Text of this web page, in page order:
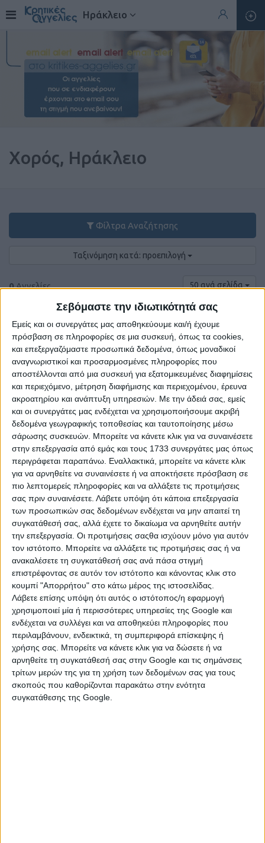
Σεβόμαστε την ιδιωτικότητά σας
Εμείς και οι συνεργάτες μας αποθηκεύουμε και/ή έχουμε
πρόσβαση σε πληροφορίες σε μια συσκευή, όπως τα cookies,
και επεξεργαζόμαστε προσωπικά δεδομένα, όπως μοναδικοί
αναγνωριστικοί και προσαρμοσμένες πληροφορίες που
αποστέλλονται από μια συσκευή για εξατομικευμένες διαφημίσεις
και περιεχόμενο, μέτρηση διαφήμισης και περιεχομένου, έρευνα
ακροατηρίου και ανάπτυξη υπηρεσιών. Με την άδειά σας, εμείς
και οι συνεργάτες μας ενδέχεται να χρησιμοποιήσουμε ακριβή
δεδομένα γεωγραφικής τοποθεσίας και ταυτοποίησης μέσω
σάρωσης συσκευών. Μπορείτε να κάνετε κλικ για να συναινέσετε
στην επεξεργασία από εμάς και τους 1733 συνεργάτες μας όπως
περιγράφεται παραπάνω. Εναλλακτικά, μπορείτε να κάνετε κλικ
για να αρνηθείτε να συναινέσετε ή να αποκτήσετε πρόσβαση σε
πιο λεπτομερείς πληροφορίες και να αλλάξετε τις προτιμήσεις
σας πριν συναινέσετε. Λάβετε υπόψη ότι κάποια επεξεργασία
των προσωπικών σας δεδομένων ενδέχεται να μην απαιτεί τη
συγκατάθεσή σας, αλλά έχετε το δικαίωμα να αρνηθείτε αυτήν
την επεξεργασία. Οι προτιμήσεις σαςθα ισχύουν μόνο για αυτόν
τον ιστότοπο. Μπορείτε να αλλάξετε τις προτιμήσεις σας ή να
ανακαλέσετε τη συγκατάθεσή σας ανά πάσα στιγμή
επιστρέφοντας σε αυτόν τον ιστότοπο και κάνοντας κλικ στο
κουμπί "Απορρήτου" στο κάτω μέρος της ιστοσελίδας.
Λάβετε επίσης υπόψη ότι αυτός ο ιστότοπος/η εφαρμογή
χρησιμοποιεί μία ή περισσότερες υπηρεσίες της Google και
ενδέχεται να συλλέγει και να αποθηκεύει πληροφορίες που
περιλαμβάνουν, ενδεικτικά, τη συμπεριφορά επίσκεψης ή
χρήσης σας. Μπορείτε να κάνετε κλικ για να δώσετε ή να
αρνηθείτε τη συγκατάθεσή σας στην Google και τις σημάνσεις
τρίτων μερών της για τη χρήση των δεδομένων σας για τους
σκοπούς που καθορίζονται παρακάτω στην ενότητα
συγκατάθεσης της Google.
Ηράκλειο
Χορός, Ηράκλειο
Φίλτρα Αναζήτησης
Ταξινόμηση κατά: προεπιλογή
0Αγγελίες. 50 ανά σελίδα
Δε βρέθηκαν αγγελίες σύμφωνα με τα
κριτήρια αναζήτησής σας.
Δοκιμάστε να καθαρίσετε όλα τα υπάρχοντα φίλτρα
αναζήτησης.
ΚΑΤΗΓΟΡΙΕΣ
ΕΛΕΥΘΕΡΟΣ ΧΡΟΝΟΣ